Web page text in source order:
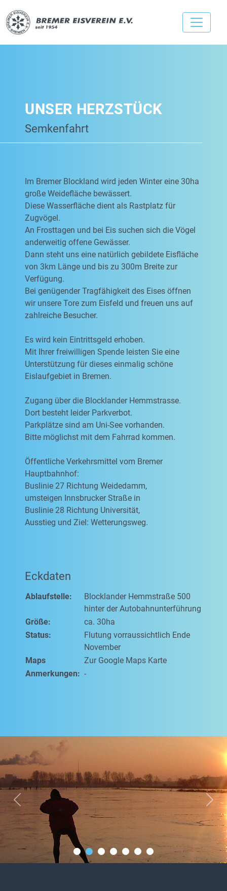
Previous Next
UNSER HERZSTÜCK
Semkenfahrt
Im Bremer Blockland wird jeden Winter eine 30ha
große Weidefläche bewässert.
Diese Wasserfläche dient als Rastplatz für
Zugvögel.
An Frosttagen und bei Eis suchen sich die Vögel
anderweitig offene Gewässer.
Dann steht uns eine natürlich gebildete Eisfläche
von 3km Länge und bis zu 300m Breite zur
Verfügung.
Bei genügender Tragfähigkeit des Eises öffnen
wir unsere Tore zum Eisfeld und freuen uns auf
zahlreiche Besucher.
Es wird kein Eintrittsgeld erhoben.
Mit Ihrer freiwilligen Spende leisten Sie eine
Unterstützung für dieses einmalig schöne
Eislaufgebiet in Bremen.
Zugang über die Blocklander Hemmstrasse.
Dort besteht leider Parkverbot.
Parkplätze sind am Uni-See vorhanden.
Bitte möglichst mit dem Fahrrad kommen.
Öffentliche Verkehrsmittel vom Bremer
Hauptbahnhof:
Buslinie 27 Richtung Weidedamm,
umsteigen Innsbrucker Straße in
Buslinie 28 Richtung Universität,
Ausstieg und Ziel: Wetterungsweg.
Eckdaten
Ablaufstelle:
Blocklander Hemmstraße 500
hinter der Autobahnunterführung
Größe:
ca. 30ha
Status:
Flutung vorraussichtlich Ende
November
Maps
Zur Google Maps Karte
Anmerkungen: -